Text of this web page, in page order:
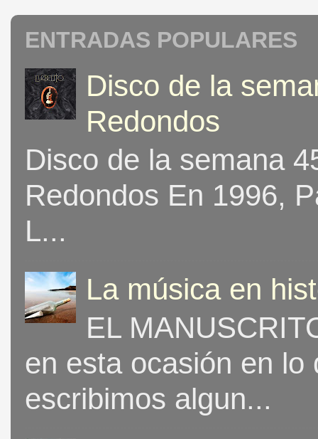
ENTRADAS POPULARES
Disco de la
Redondos
Disco de la semana
Redondos En 1996,
L...
La música en
EL
en esta ocasión en
escribimos algun...